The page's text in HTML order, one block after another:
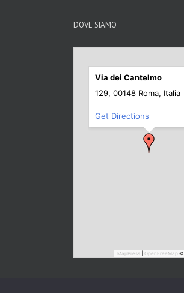
DOVE SIAMO
MapPress OpenFreeMap ©
Via dei Cantelmo
129, 00148 Roma, Italia
Get Directions